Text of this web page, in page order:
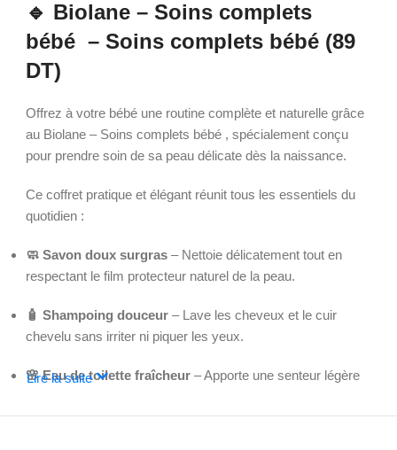
🔹 Biolane – Soins complets
bébé – Soins complets bébé (89
DT)
Offrez à votre bébé une routine complète et naturelle grâce
au Biolane – Soins complets bébé , spécialement conçu
pour prendre soin de sa peau délicate dès la naissance.
Ce coffret pratique et élégant réunit tous les essentiels du
quotidien :
🧼 Savon doux surgras – Nettoie délicatement tout en
respectant le film protecteur naturel de la peau.
🧴 Shampoing douceur – Lave les cheveux et le cuir
chevelu sans irriter ni piquer les yeux.
🌸 Eau de toilette fraîcheur – Apporte une senteur légère
Lire la suite